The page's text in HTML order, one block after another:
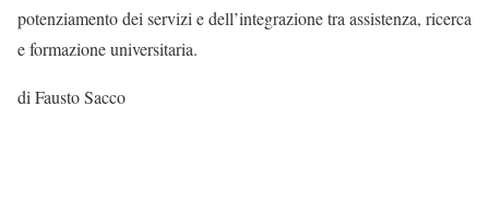
potenziamento dei servizi e dell’integrazione tra assistenza, ricerca
e formazione universitaria.
di Fausto Sacco